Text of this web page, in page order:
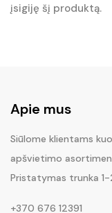
įsigiję šį produktą.
Apie mus
Siūlome klientams
apšvietimo
Pristatymas trunka
+370 676 12391